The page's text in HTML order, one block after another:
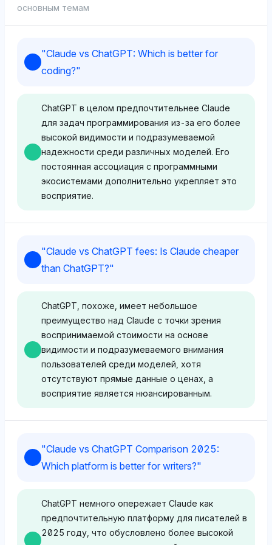
основным темам
"Claude vs ChatGPT: Which is better for
coding?"
ChatGPT в целом предпочтительнее Claude
для задач программирования из-за его более
высокой видимости и подразумеваемой
надежности среди различных моделей. Его
постоянная ассоциация с программными
экосистемами дополнительно укрепляет это
восприятие.
ChatGPT показывает сильную предвзятость в
указывает на предвзятость к своим
собственным возможностям в
программировании. Его тон чувствительности
положительный, вероятно, движимый
самоутверждением и частыми упоминаниями
вместе с инструментами программирования,
такими как GitHub (5.9%) и VS Code (3.7%).
Deepseek немного倾向 к ChatGPT с долей
видимости 2.4%, равной Anthropic, но
легкое предпочтение ChatGPT в контексте
программирования. Тон чувствительности
нейтральный, без сильной предвзятости, но с
"Claude vs ChatGPT fees: Is Claude cheaper
than ChatGPT?"
ChatGPT, похоже, имеет небольшое
преимущество над Claude с точки зрения
воспринимаемой стоимости на основе
видимости и подразумеваемого внимания
пользователей среди моделей, хотя
отсутствуют прямые данные о ценах, а
восприятие является нюансированным.
ChatGPT показывает равную видимость для
Anthropic и ChatGPT на уровне 8.9%, в то время
сильное внимание пользователей к ChatGPT как
к первичному бренду, что может означать
лучшее воспринимаемое значение или
"Claude vs ChatGPT Comparison 2025:
Which platform is better for writers?"
ChatGPT немного опережает Claude как
предпочтительную платформу для писателей в
2025 году, что обусловлено более высокой